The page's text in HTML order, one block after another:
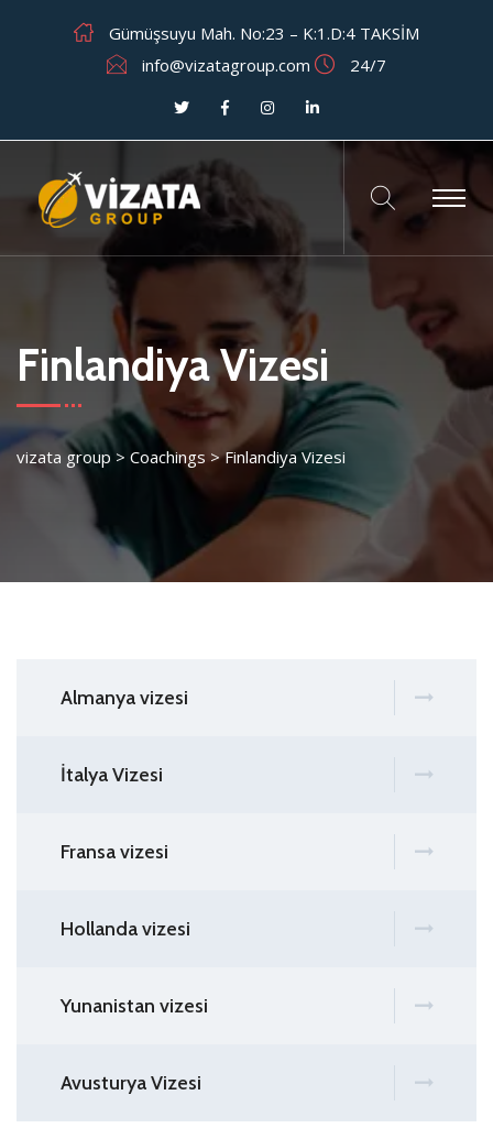
Gümüşsuyu Mah. No:23 – K:1.D:4 TAKSİM
info@vizatagroup.com
24/7
Finlandiya Vizesi
vizata group > Coachings>Finlandiya Vizesi
Almanya vizesi
İtalya Vizesi
Fransa vizesi
Hollanda vizesi
Yunanistan vizesi
Avusturya Vizesi